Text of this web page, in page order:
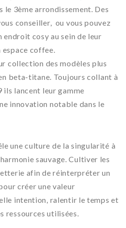
le 3ème arrondissement. Des
conseiller, ou vous pouvez
endroit cosy au sein de leur
espace coffee.
collection des modèles plus
beta-titane. Toujours collant à
ils lancent leur gamme
innovation notable dans le
une culture de la singularité à
sauvage. Cultiver les
afin de réinterpréter un
créer une valeur
intention, ralentir le temps et
ressources utilisées.